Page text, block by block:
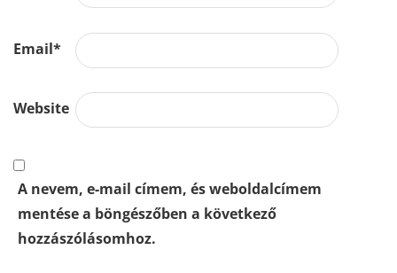
Email*
Website
A nevem, e-mail címem, és weboldalcímem
mentése a böngészőben a következő
hozzászólásomhoz.